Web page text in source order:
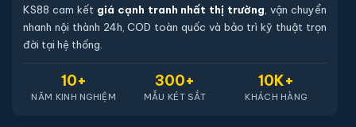
toán bạn cần để lại những thông tin cần thiết ở màn
hình để chúng tôi có thể hỗ trợ bạn. Sau đó ấn submit
nhân viên của két sắt nhập khẩu 88 sẽ gọi lại xác nhận
và tiến hành xử lý cũng như giao hàng theo yêu cầu
của quý khách hàng
KS88 cam kết giá cạnh tranh nhất thị trường , vận chuyển
nhanh nội thành 24h, COD toàn quốc và bảo trì kỹ thuật trọn
đời tại hệ thống.
10+
NĂM KINH NGHIỆM
300+
MẪU KÉT SẮT
10K+
KHÁCH HÀNG